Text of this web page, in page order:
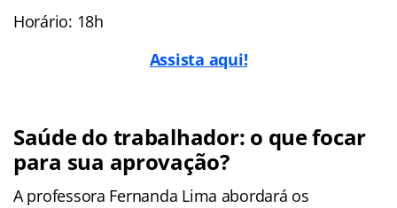
Horário: 18h
Assista aqui!
Saúde do trabalhador: o que focar
para sua aprovação?
A professora Fernanda Lima abordará os